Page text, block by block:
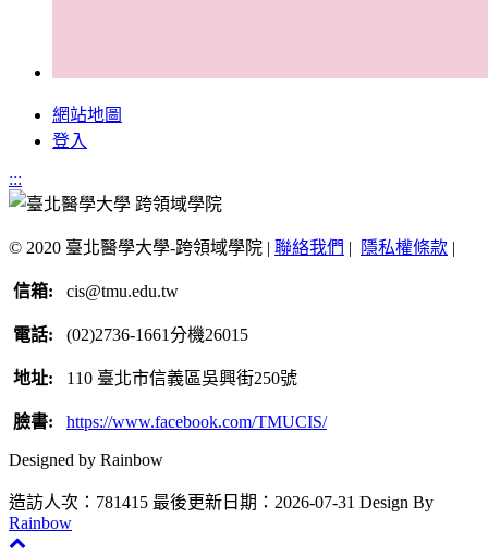
網站地圖
登入
:::
© 2020 臺北醫學大學-跨領域學院 | 聯絡我們 | 隱私權條款 |
信箱: cis@tmu.edu.tw
電話: (02)2736-1661分機26015
地址: 110 臺北市信義區吳興街250號
臉書: https://www.facebook.com/TMUCIS/
Designed by Rainbow
造訪人次：781415 最後更新日期：2026-07-31 Design By
Rainbow